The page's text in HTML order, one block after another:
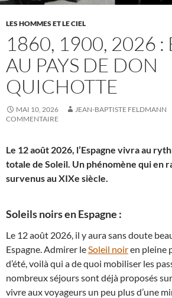
LES HOMMES ET LE CIEL
1860, 1900, 2026 :
AU PAYS DE DON
QUICHOTTE
MAI 10, 2026 JEAN-BAPTISTE FELDMANN
COMMENTAIRE
Le 12 août 2026, l’Espagne vivra au
totale de Soleil. Un phénomène qui en
survenus au XIXe siècle.
Soleils noirs en Espagne :
Le 12 août 2026, il y aura sans doute
Espagne. Admirer leSoleil noiren pleine
d’été, voilà qui a de quoi mobiliser les
nombreux séjours sont déjà proposés
vivre aux voyageurs un peu plus d’une